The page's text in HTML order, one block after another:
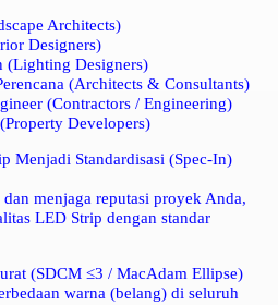
Architects)
Designers)
(Lighting Designers)
(Architects & Consultants)
(Contractors / Engineering)
(Property Developers)
Menjadi Standardisasi (Spec-In)
menjaga reputasi proyek Anda,
LED Strip dengan standar
(SDCM ≤3 / MacAdam Ellipse)
warna (belang) di seluruh